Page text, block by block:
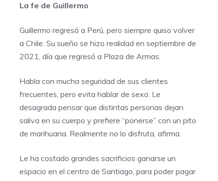
La fe de Guillermo
Guillermo regresó a Perú, pero siempre quiso volver
a Chile. Su sueño se hizo realidad en septiembre de
2021, día que regresó a Plaza de Armas.
Habla con mucha seguridad de sus clientes
frecuentes, pero evita hablar de sexo. Le
desagrada pensar que distintas personas dejan
saliva en su cuerpo y prefiere “ponerse” con un pito
de marihuana. Realmente no lo disfruta, afirma.
Le ha costado grandes sacrificios ganarse un
espacio en el centro de Santiago, para poder pagar